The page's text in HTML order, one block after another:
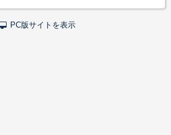
PC版サイトを表示